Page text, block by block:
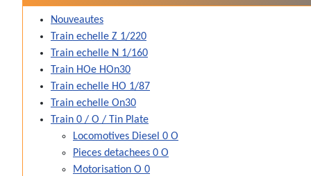
Nouveautes
Train echelle Z 1/220
Train echelle N 1/160
Train HOe HOn30
Train echelle HO 1/87
Train echelle On30
Train 0 / O / Tin Plate
Locomotives Diesel 0 O
Pieces detachees 0 O
Motorisation O 0